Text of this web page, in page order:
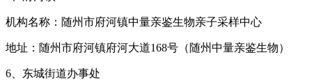
机构名称：随州市府河镇中量亲鉴生物亲子采样中心
地址：随州市府河镇府河大道168号（随州中量亲鉴生物）
6、东城街道办事处